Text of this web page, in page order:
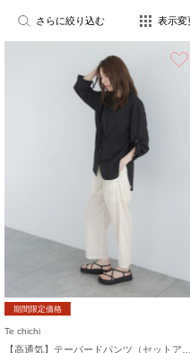
さらに絞り込む 表示変
期間限定価格
Te chichi